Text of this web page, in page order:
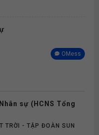
OMess
sự (HCNS Tổng
TRỜI - TẬP ĐOÀN SUN